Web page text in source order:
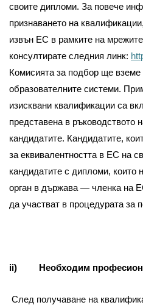
своите дипломи. За повече
признаването на
извън ЕС в рамките на
консултирате следния линк:
Комисията за подбор ще
образователните системи.
изисквани квалификации са
представена в ръководството
кандидатите. Кандидатите,
за еквивалентността в ЕС на
кандидатите с дипломи, които
орган в държава — членка на
да участват в процедурата за
ii) Необходим
След получаване на